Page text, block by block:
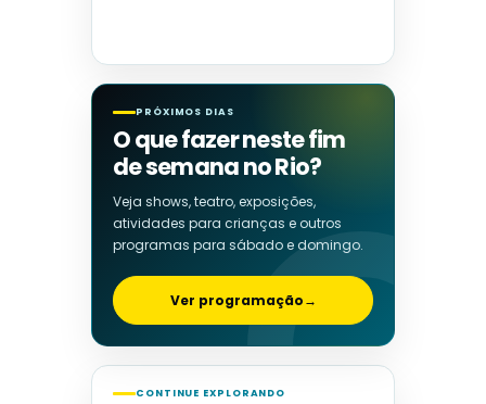
PRÓXIMOS DIAS
O que fazer neste fim
de semana no Rio?
Veja shows, teatro, exposições,
atividades para crianças e outros
programas para sábado e domingo.
Ver programação→
CONTINUE EXPLORANDO